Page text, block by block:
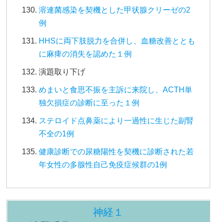
溶連菌感染を契機とした甲状腺クリーゼの2
例
HHSに両下肢脱力を合併し、血糖改善ととも
に麻痺の消失を認めた１例
演題取り下げ
めまいと食思不振を主訴に来院し、ACTH単
独欠損症の診断に至った１例
ステロイド点鼻薬により一過性に生じた副腎
不全の1例
健康診断での尿糖陽性を契機に診断された若
年女性の多腺性自己免疫症候群の1例
神経１